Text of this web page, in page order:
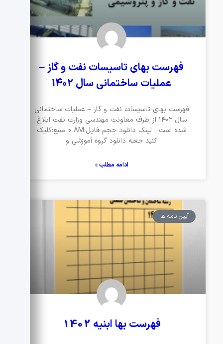
فهرست بهای تاسیسات نفت و گاز –
عملیات ساختمانی سال ۱۴۰۲
فهرست بهای تاسیسات نفت و گاز – عملیات ساختمانی
سال ۱۴۰۲ از طرف معاونت مهندسی وزارت نفت ابلاغ
شده است. لینک دانلود حجم فایل:0.8M منبع:کلیک
کنید جعبه دانلود گروه آموزشی و
ادامه مطلب »
آیین نامه ها
فهرست بها ابنیه 1402